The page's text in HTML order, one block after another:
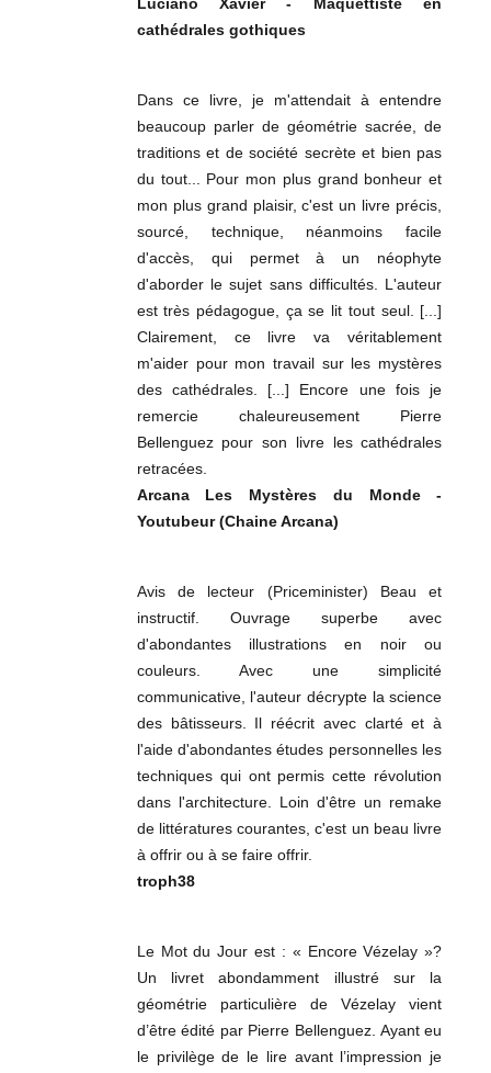
Luciano Xavier - Maquettiste en
cathédrales gothiques
Dans ce livre, je m'attendait à entendre
beaucoup parler de géométrie sacrée, de
traditions et de société secrète et bien pas
du tout... Pour mon plus grand bonheur et
mon plus grand plaisir, c'est un livre précis,
sourcé, technique, néanmoins facile
d'accès, qui permet à un néophyte
d'aborder le sujet sans difficultés. L'auteur
est très pédagogue, ça se lit tout seul. [...]
Clairement, ce livre va véritablement
m'aider pour mon travail sur les mystères
des cathédrales. [...] Encore une fois je
remercie chaleureusement Pierre
Bellenguez pour son livre les cathédrales
retracées.
Arcana Les Mystères du Monde -
Youtubeur (Chaine Arcana)
Avis de lecteur (Priceminister) Beau et
instructif. Ouvrage superbe avec
d'abondantes illustrations en noir ou
couleurs. Avec une simplicité
communicative, l'auteur décrypte la science
des bâtisseurs. Il réécrit avec clarté et à
l'aide d'abondantes études personnelles les
techniques qui ont permis cette révolution
dans l'architecture. Loin d'être un remake
de littératures courantes, c'est un beau livre
à offrir ou à se faire offrir.
troph38
Le Mot du Jour est : « Encore Vézelay »?
Un livret abondamment illustré sur la
géométrie particulière de Vézelay vient
d’être édité par Pierre Bellenguez. Ayant eu
le privilège de le lire avant l’impression je